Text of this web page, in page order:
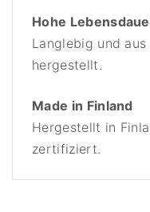
Hohe
Langlebig und
hergestellt.
Made in Finland
Hergestellt in
zertifiziert.